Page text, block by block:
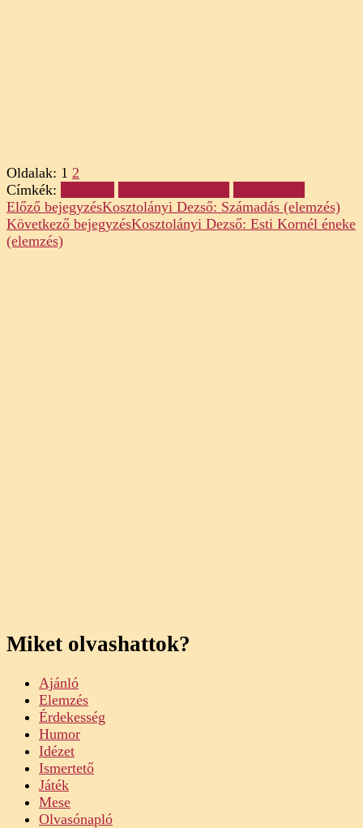
Oldalak: 1 2
Címkék:
Post
Navigation
Előző bejegyzésKosztolányi Dezső: Számadás (elemzés)
Következő bejegyzésKosztolányi Dezső: Esti Kornél éneke
(elemzés)
Miket olvashattok?
Ajánló
Elemzés
Érdekesség
Humor
Idézet
Ismertető
Játék
Mese
Olvasónapló